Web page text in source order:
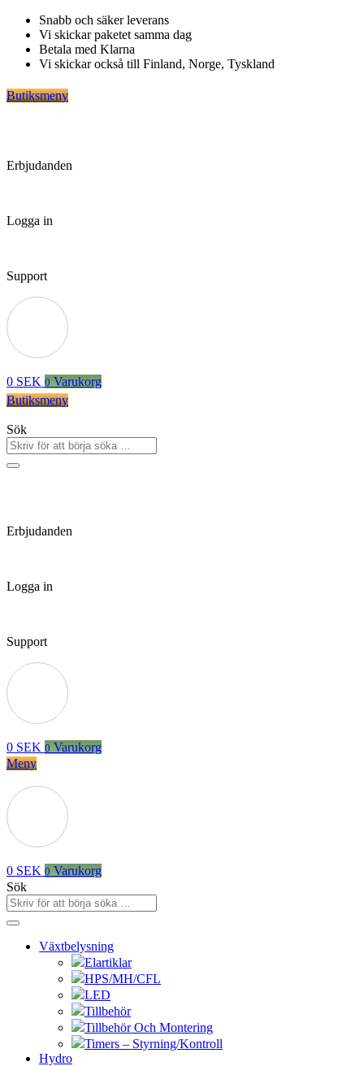
Hoppa
innehåll
Snabb och säker leverans
Vi skickar paketet samma dag
Betala med Klarna
Vi skickar också till Finland, Norge, Tyskland
Butiksmeny
Erbjudanden
Logga in
Support
0 SEK 0 Varukorg
Butiksmeny
Sök
Erbjudanden
Logga in
Support
0 SEK 0 Varukorg
Meny
0 SEK 0 Varukorg
Sök
Växtbelysning
Elartiklar
HPS/MH/CFL
LED
Tillbehör
Tillbehör Och Montering
Timers – Styrning/Kontroll
Hydro